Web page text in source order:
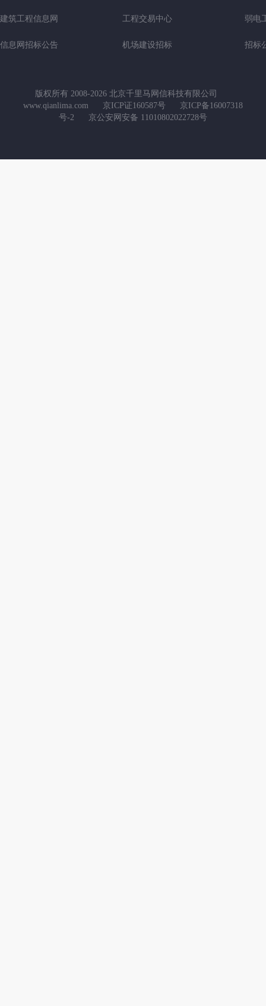
建筑工程信息网 工程交易中心 弱电
信息网招标公告 机场建设招标 招标
版权所有 2008-2026 北京千里马网信科技有限公司
www.qianlima.com
京ICP证160587号
京ICP备16007318
号-2
京公安网安备 11010802022728号